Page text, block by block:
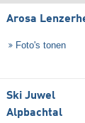
Arosa
Foto's tonen
Ski Juwel
Alpbachtal